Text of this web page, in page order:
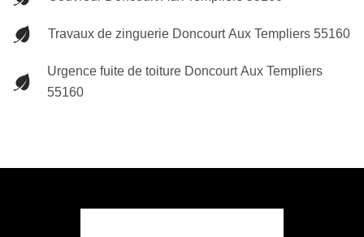
Travaux de zinguerie Doncourt Aux Templiers 55160
Urgence fuite de toiture Doncourt Aux Templiers
55160